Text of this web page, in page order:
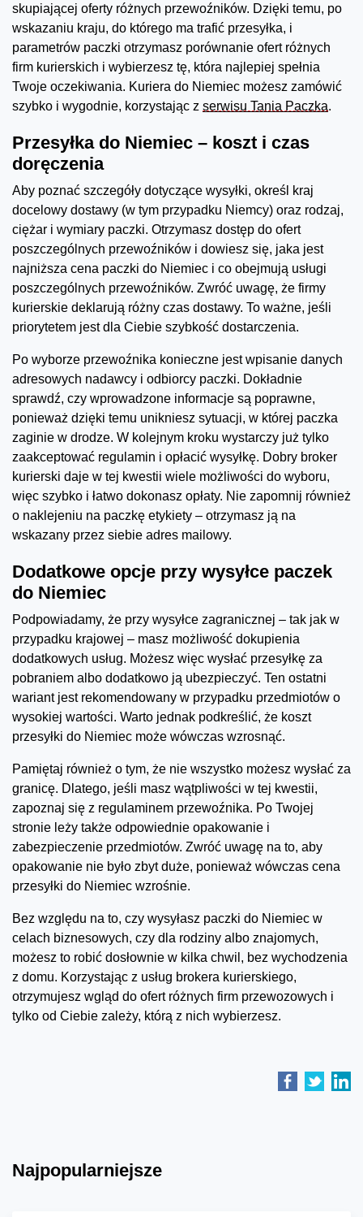
skupiającej oferty różnych przewoźników. Dzięki temu, po
wskazaniu kraju, do którego ma trafić przesyłka, i
parametrów paczki otrzymasz porównanie ofert różnych
firm kurierskich i wybierzesz tę, która najlepiej spełnia
Twoje oczekiwania. Kuriera do Niemiec możesz zamówić
szybko i wygodnie, korzystając z serwisu Tania Paczka.
Przesyłka do Niemiec – koszt i czas
doręczenia
Aby poznać szczegóły dotyczące wysyłki, określ kraj
docelowy dostawy (w tym przypadku Niemcy) oraz rodzaj,
ciężar i wymiary paczki. Otrzymasz dostęp do ofert
poszczególnych przewoźników i dowiesz się, jaka jest
najniższa cena paczki do Niemiec i co obejmują usługi
poszczególnych przewoźników. Zwróć uwagę, że firmy
kurierskie deklarują różny czas dostawy. To ważne, jeśli
priorytetem jest dla Ciebie szybkość dostarczenia.
Po wyborze przewoźnika konieczne jest wpisanie danych
adresowych nadawcy i odbiorcy paczki. Dokładnie
sprawdź, czy wprowadzone informacje są poprawne,
ponieważ dzięki temu unikniesz sytuacji, w której paczka
zaginie w drodze. W kolejnym kroku wystarczy już tylko
zaakceptować regulamin i opłacić wysyłkę. Dobry broker
kurierski daje w tej kwestii wiele możliwości do wyboru,
więc szybko i łatwo dokonasz opłaty. Nie zapomnij również
o naklejeniu na paczkę etykiety – otrzymasz ją na
wskazany przez siebie adres mailowy.
Dodatkowe opcje przy wysyłce paczek
do Niemiec
Podpowiadamy, że przy wysyłce zagranicznej – tak jak w
przypadku krajowej – masz możliwość dokupienia
dodatkowych usług. Możesz więc wysłać przesyłkę za
pobraniem albo dodatkowo ją ubezpieczyć. Ten ostatni
wariant jest rekomendowany w przypadku przedmiotów o
wysokiej wartości. Warto jednak podkreślić, że koszt
przesyłki do Niemiec może wówczas wzrosnąć.
Pamiętaj również o tym, że nie wszystko możesz wysłać za
granicę. Dlatego, jeśli masz wątpliwości w tej kwestii,
zapoznaj się z regulaminem przewoźnika. Po Twojej
stronie leży także odpowiednie opakowanie i
zabezpieczenie przedmiotów. Zwróć uwagę na to, aby
opakowanie nie było zbyt duże, ponieważ wówczas cena
przesyłki do Niemiec wzrośnie.
Bez względu na to, czy wysyłasz paczki do Niemiec w
celach biznesowych, czy dla rodziny albo znajomych,
możesz to robić dosłownie w kilka chwil, bez wychodzenia
z domu. Korzystając z usług brokera kurierskiego,
otrzymujesz wgląd do ofert różnych firm przewozowych i
tylko od Ciebie zależy, którą z nich wybierzesz.
Najpopularniejsze